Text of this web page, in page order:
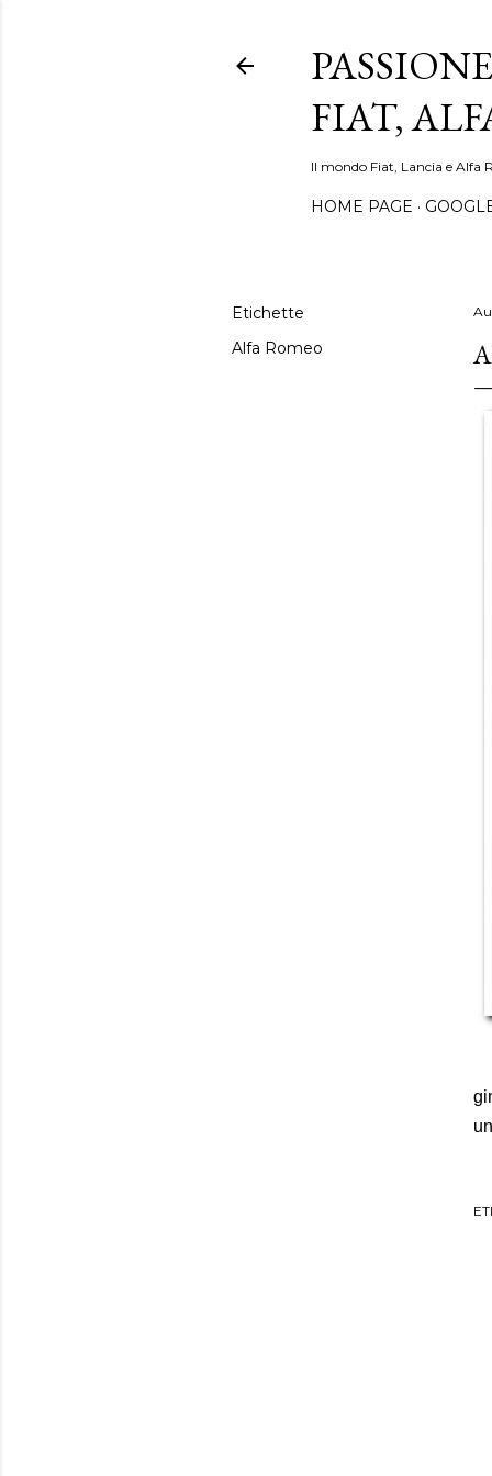
FIAT,
Il mondo Fiat, Lancia e
HOME PAGE
Etichette
Alfa Romeo